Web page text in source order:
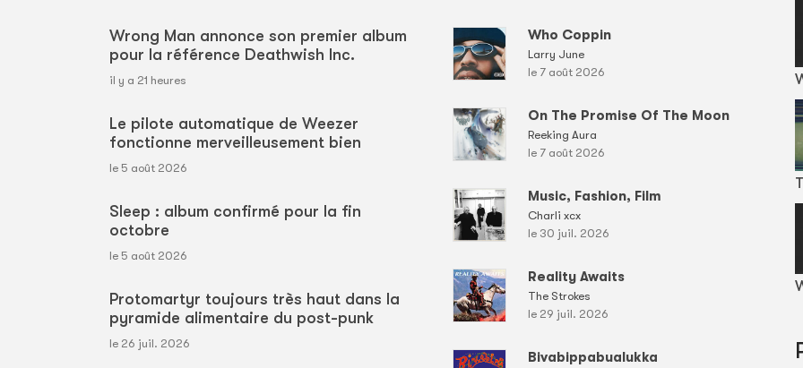
Wrong Man annonce son premier album
pour la référence Deathwish Inc.
il y a 21 heures
Le pilote automatique de Weezer
fonctionne merveilleusement bien
le 5 août 2026
Sleep : album confirmé pour la fin
octobre
le 5 août 2026
Protomartyr toujours très haut dans la
pyramide alimentaire du post-punk
le 26 juil. 2026
Who Coppin
Larry June
le 7 août 2026
On The Promise Of The Moon
Reeking Aura
le 7 août 2026
Music, Fashion, Film
Charli xcx
le 30 juil. 2026
Reality Awaits
The Strokes
le 29 juil. 2026
Bivabippabualukka